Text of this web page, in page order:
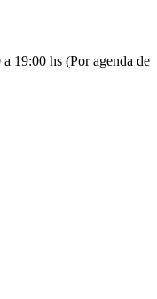
19:00 hs (Por agenda de